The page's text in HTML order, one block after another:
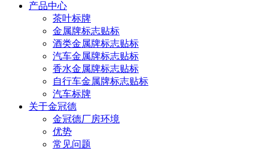
产品中心
茶叶标牌
金属牌标志贴标
酒类金属牌标志贴标
汽车金属牌标志贴标
香水金属牌标志贴标
自行车金属牌标志贴标
汽车标牌
关于金冠德
金冠德厂房环境
优势
常见问题